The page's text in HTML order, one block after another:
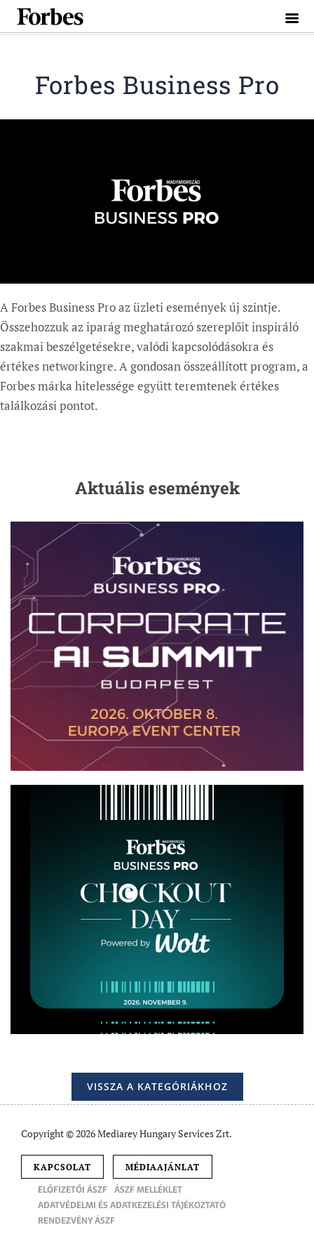
Toggle
Forbes Business Pro
A Forbes Business Pro az üzleti események új szintje.
Összehozzuk az iparág meghatározó szereplőit inspiráló
szakmai beszélgetésekre, valódi kapcsolódásokra és
értékes networkingre. A gondosan összeállított program, a
Forbes márka hitelessége együtt teremtenek értékes
találkozási pontot.
Aktuális események
VISSZA A KATEGÓRIÁKHOZ
Copyright © 2026 Mediarey Hungary Services Zrt.
KAPCSOLAT MÉDIAAJÁNLAT
ELŐFIZETŐI ÁSZF ÁSZF MELLÉKLET
ADATVÉDELMI ÉS ADATKEZELÉSI TÁJÉKOZTATÓ
RENDEZVÉNY ÁSZF